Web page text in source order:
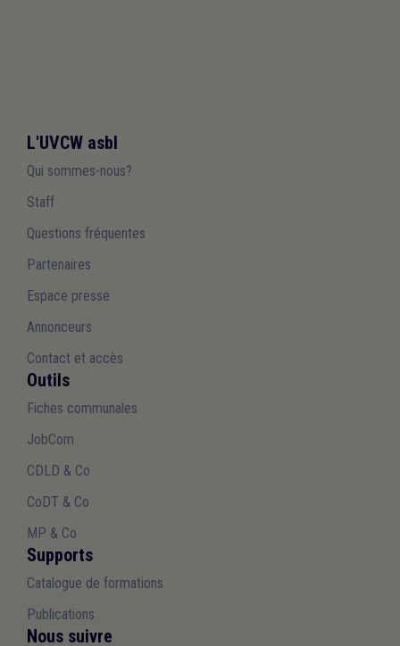
L'UVCW asbl
Qui sommes-nous?
Staff
Questions fréquentes
Partenaires
Espace presse
Annonceurs
Contact et accès
Outils
Fiches communales
JobCom
CDLD & Co
CoDT & Co
MP & Co
Supports
Catalogue de formations
Publications
Nous suivre